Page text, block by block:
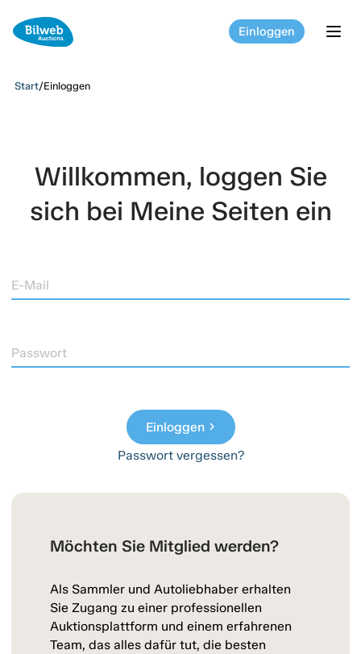
Einloggen
Start/Einloggen
Willkommen, loggen Sie
sich bei Meine Seiten ein
E-Mail
Passwort
Einloggenchevron_right
Passwort vergessen?
Möchten Sie Mitglied werden?
Als Sammler und Autoliebhaber erhalten
Sie Zugang zu einer professionellen
Auktionsplattform und einem erfahrenen
Team, das alles dafür tut, die besten